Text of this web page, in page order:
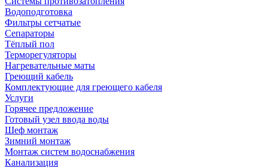
Водоподготовка
Фильтры сетчатые
Сепараторы
Тёплый пол
Терморегуляторы
Нагревательные маты
Греющий кабель
Комплектующие для греющего кабеля
Услуги
Горячее предложение
Готовый узел ввода воды
Шеф монтаж
Зимний монтаж
Монтаж систем водоснабжения
Канализация